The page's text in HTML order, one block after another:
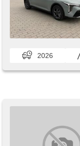
2026